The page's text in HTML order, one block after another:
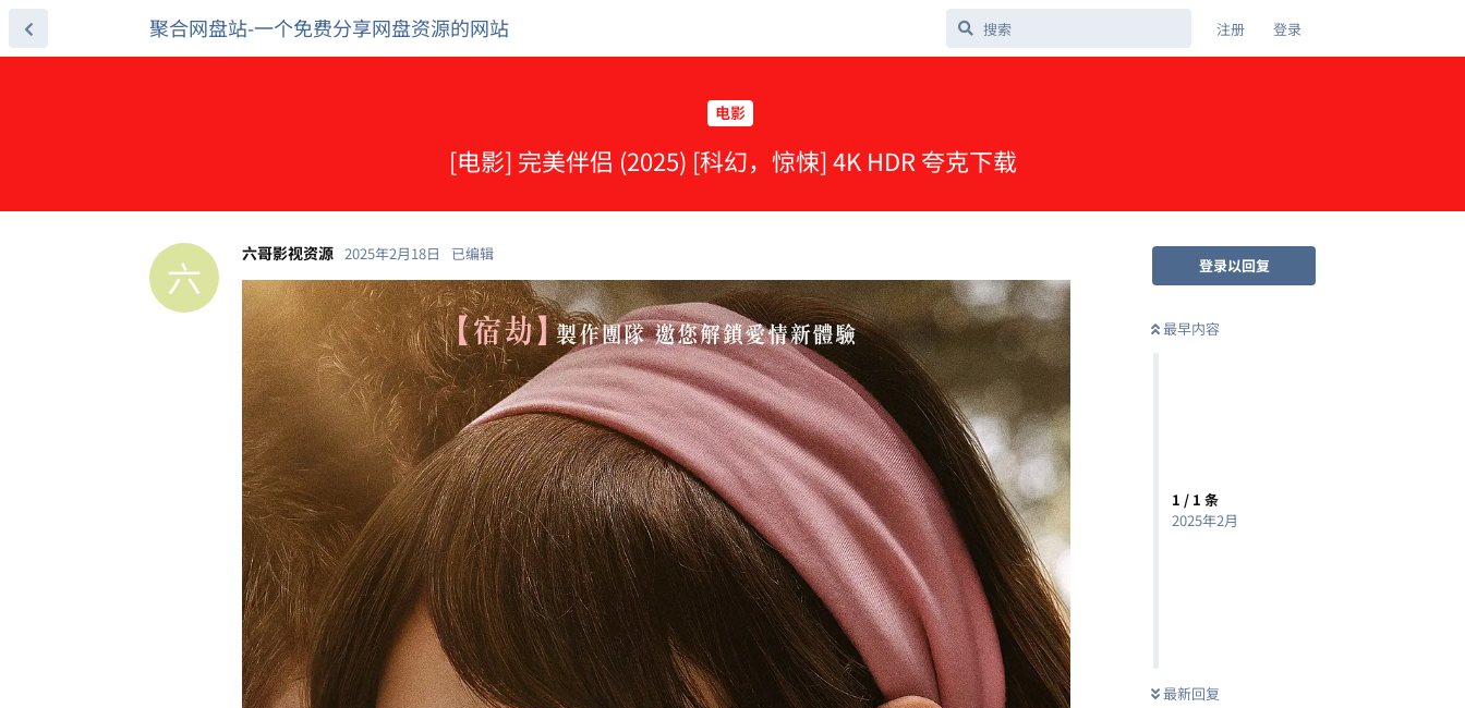
聚合网盘站-一个免费分享网盘资源的网站 注册 登录
电影
[电影] 完美伴侣 (2025) [科幻，惊悚] 4K HDR 夸克下载
登录以回复
最早内容
1 / 1 条
2025年2月
最新回复
六 六哥影视资源 2025年2月18日 已编辑